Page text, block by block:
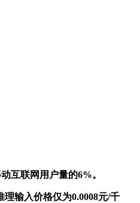
互联网用户量的6%。
输入价格仅为0.0008元/千